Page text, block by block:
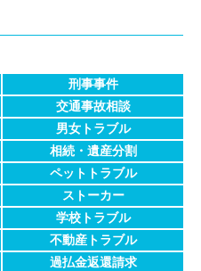
刑事事件
交通事故相談
男女トラブル
相続・遺産分割
ペットトラブル
ストーカー
学校トラブル
不動産トラブル
過払金返還請求